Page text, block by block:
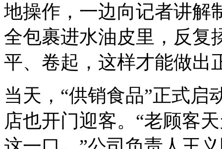
地操作，一边向记者讲解
全包裹进水油皮里，反复
平、卷起，这样才能做出
当天，“供销食品”正式启
店也开门迎客。“老顾客